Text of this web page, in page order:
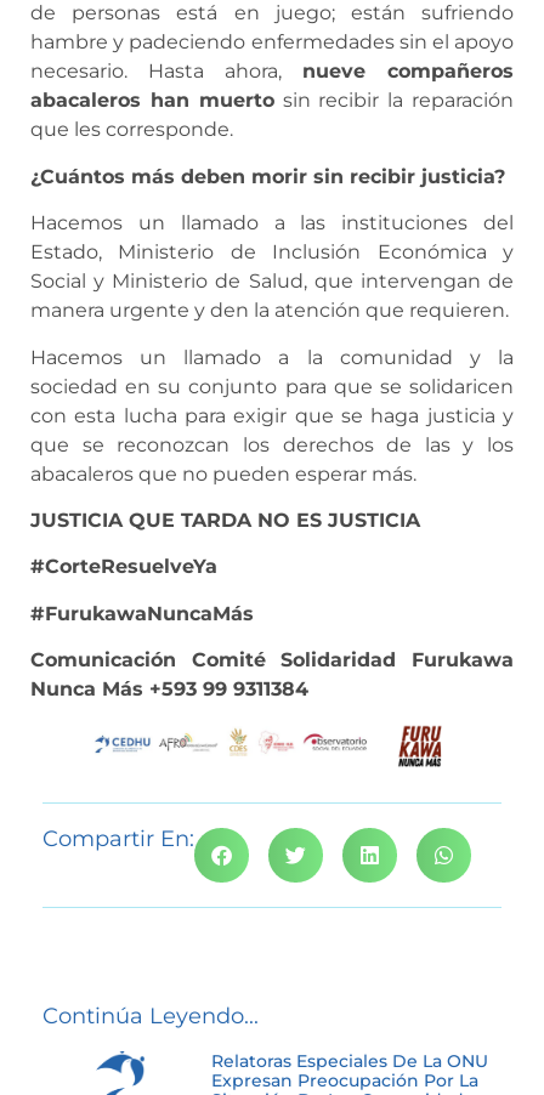
de personas está en juego; están sufriendo
hambre y padeciendo enfermedades sin el apoyo
necesario. Hasta ahora, nueve compañeros
abacaleros han muertosin recibir la reparación
que les corresponde.
¿Cuántos más deben morir sin recibir justicia?
Hacemos un llamado a las instituciones del
Estado, Ministerio de Inclusión Económica y
Social y Ministerio de Salud, que intervengan de
manera urgente y den la atención que requieren.
Hacemos un llamado a la comunidad y la
sociedad en su conjunto para que se solidaricen
con esta lucha para exigir que se haga justicia y
que se reconozcan los derechos de las y los
abacaleros que no pueden esperar más.
JUSTICIA QUE TARDA NO ES JUSTICIA
#CorteResuelveYa
#FurukawaNuncaMás
Comunicación Comité Solidaridad Furukawa
Nunca Más +593 99 9311384
Compartir En:
Continúa Leyendo...
Relatoras Especiales De La ONU
Expresan Preocupación Por La